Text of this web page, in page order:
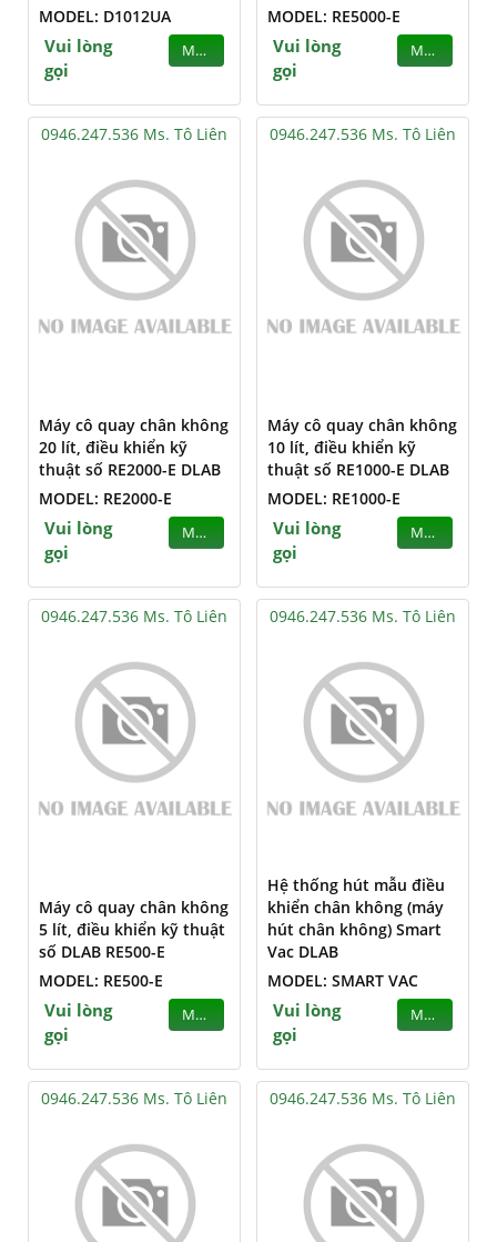
MODEL: D1012UA
Vui lòng
gọi
MUA
MODEL: RE5000-E
Vui lòng
gọi
MUA
0946.247.536 Ms. Tô Liên
Máy cô quay chân không
20 lít, điều khiển kỹ
thuật số RE2000-E DLAB
MODEL: RE2000-E
Vui lòng
gọi
MUA
0946.247.536 Ms. Tô Liên
Máy cô quay chân không
10 lít, điều khiển kỹ
thuật số RE1000-E DLAB
MODEL: RE1000-E
Vui lòng
gọi
MUA
0946.247.536 Ms. Tô Liên
Máy cô quay chân không
5 lít, điều khiển kỹ thuật
số DLAB RE500-E
MODEL: RE500-E
Vui lòng
gọi
MUA
0946.247.536 Ms. Tô Liên
Hệ thống hút mẫu điều
khiển chân không (máy
hút chân không) Smart
Vac DLAB
MODEL: SMART VAC
Vui lòng
gọi
MUA
0946.247.536 Ms. Tô Liên 0946.247.536 Ms. Tô Liên